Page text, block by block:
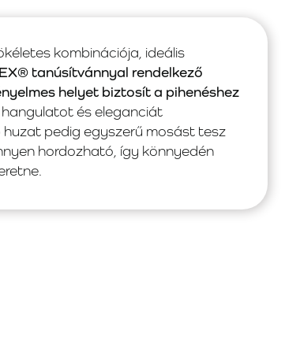
kombinációja, ideális
tanúsítvánnyal rendelkező
helyet biztosít a pihenéshez
és eleganciát
pedig egyszerű mosást tesz
hordozható, így könnyedén